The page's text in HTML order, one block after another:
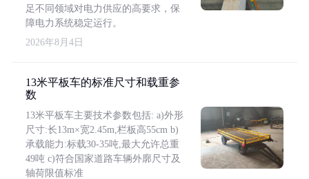
足不同领域对电力供应的高要求，保
障电力系统稳定运行。
2026年8月4日
13米平板车的标准尺寸和载重参
数
13米平板车主要技术参数包括: a)外形
尺寸:长13m×宽2.45m,栏板高55cm b)
承载能力:标载30-35吨,最大允许总重
49吨 c)符合国家道路车辆外廓尺寸及
轴荷限值标准